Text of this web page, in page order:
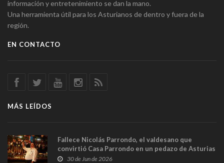
información y entretenimiento se dan la mano.
Una herramienta útil para los Asturianos de dentro y fuera de la
región.
EN CONTACTO
MÁS LEÍDOS
Fallece Nicolás Parrondo, el valdesano que
convirtió Casa Parrondo en un pedazo de Asturias
en Madrid
30 de Jun de 2026